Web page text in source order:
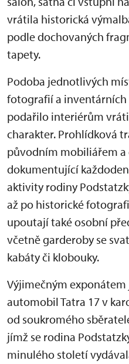
vrátila historická
podle dochovaných
tapety.
Podoba jednotlivých
fotografií a inventárních
podařilo interiérům
charakter. Prohlídková
původním mobiliářem
dokumentující
aktivity rodiny
až po historické
upoutají také osobní
včetně garderoby se
kabáty či klobouky.
Výjimečným
automobil Tatra 17 v
od soukromého
jímž se rodina
minulého století